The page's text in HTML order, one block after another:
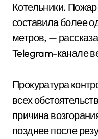
Котельники.
составила более
метров, —
Telegram-канале
Прокуратура
всех
причина
позднее после